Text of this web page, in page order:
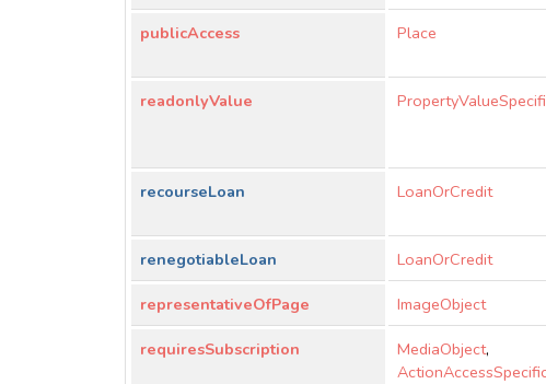
publicAccess Place
readonlyValue
recourseLoan LoanOrCredit
renegotiableLoan LoanOrCredit
representativeOfPage ImageObject
requiresSubscription MediaObject,